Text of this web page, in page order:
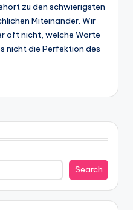
zu den schwierigsten
Miteinander. Wir
oft nicht, welche Worte
nicht die Perfektion des
Search